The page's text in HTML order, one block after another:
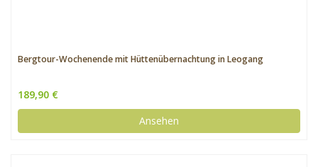
Bergtour-Wochenende mit Hüttenübernachtung in Leogang
189,90 €
Ansehen